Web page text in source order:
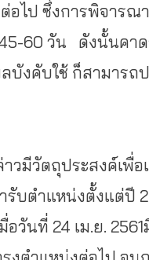
อไป ซึ่งการพิจาร
60 วัน ดังนั้นคา
บังคับใช้ ก็สามารถ
วมีวัตถุประสงค์เพื่
รับตำแหน่งตั้งแต่ปี
อวันที่ 24 เม.ย.